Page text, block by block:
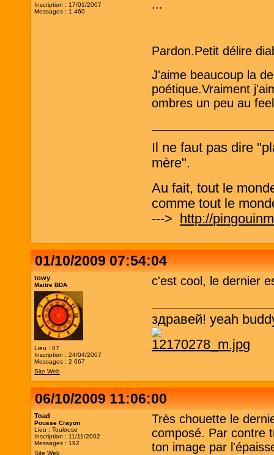
Inscription : 17/01/2007
Messages : 1 460
...
Pardon.Petit délire
J'aime beaucoup la
poétique.Vraiment
ombres un peu au
Il ne faut pas dire
mère".
Au fait, tout le
comme tout le
--->
http://
01/10/2009 07:54:04
towy
Maitre BDA
Lieu : 07
Inscription : 24/04/2007
Messages : 2 667
Site Web
c'est cool, le dernier
здравей! yeah
06/10/2009 11:06:00
Toad
Pousse Crayon
Lieu : Toulouse
Inscription : 11/11/2002
Messages : 192
Site Web
Très chouette le
composé. Par contre
ton image par